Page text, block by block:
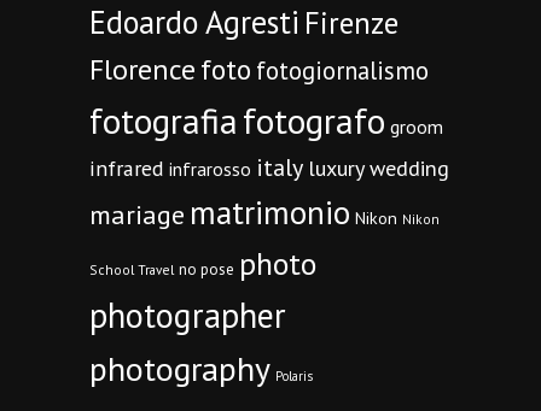
Edoardo Agresti Firenze
Florencefoto fotogiornalismo
fotografiafotografo groom
infrared infrarosso italy luxury wedding
mariage matrimonio Nikon Nikon
School Travel no pose photo
photographer
photography Polaris